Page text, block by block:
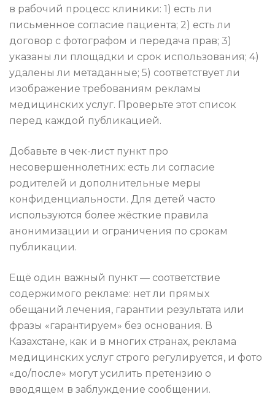
в рабочий процесс клиники: 1) есть ли
письменное согласие пациента; 2) есть ли
договор с фотографом и передача прав; 3)
указаны ли площадки и срок использования; 4)
удалены ли метаданные; 5) соответствует ли
изображение требованиям рекламы
медицинских услуг. Проверьте этот список
перед каждой публикацией.
Добавьте в чек-лист пункт про
несовершеннолетних: есть ли согласие
родителей и дополнительные меры
конфиденциальности. Для детей часто
используются более жёсткие правила
анонимизации и ограничения по срокам
публикации.
Ещё один важный пункт — соответствие
содержимого рекламе: нет ли прямых
обещаний лечения, гарантии результата или
фразы «гарантируем» без основания. В
Казахстане, как и в многих странах, реклама
медицинских услуг строго регулируется, и фото
«до/после» могут усилить претензию о
вводящем в заблуждение сообщении.